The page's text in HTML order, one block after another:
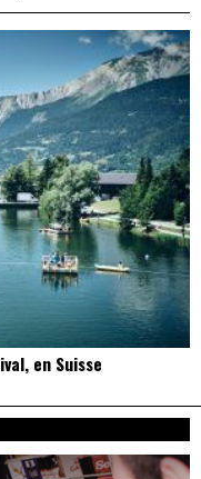
en Suisse